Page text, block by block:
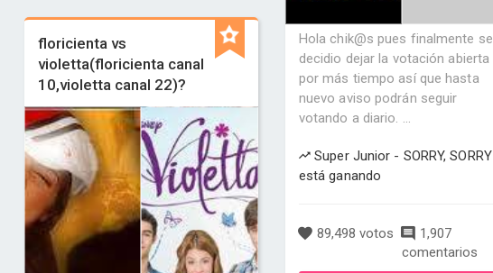
floricienta vs
violetta(floricienta canal
10,violetta canal 22)?
Hola chik@s pues finalmente se
decidio dejar la votación abierta
por más tiempo así que hasta
nuevo aviso podrán seguir
votando a diario. ...
Super Junior - SORRY, SORRY
está ganando
89,498 votos
1,907
comentarios